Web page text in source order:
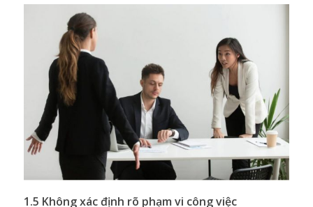
1.5 Không xác định rõ phạm vi công việc